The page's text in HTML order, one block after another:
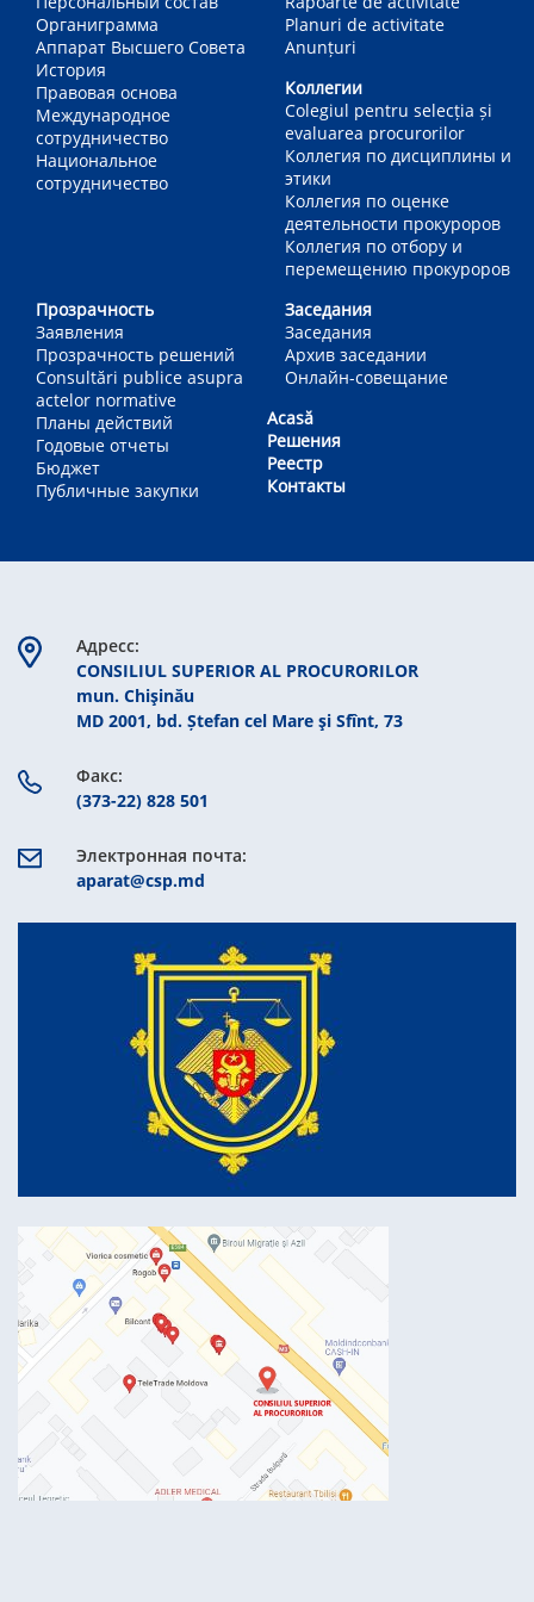
Органиграмма
Аппарат Высшего Совета
История
Правовая основа
Международное
сотрудничество
Национальное
сотрудничество
Planuri de activitate
Anunțuri
Коллегии
Colegiul pentru selecția și
evaluarea procurorilor
Коллегия по дисциплины и
этики
Коллегия по оценке
деятельности прокуроров
Коллегия по отбору и
перемещению прокуроров
Прозрачность
Заявления
Прозрачность решений
Consultări publice asupra
actelor normative
Планы действий
Годовые отчеты
Бюджет
Публичные закупки
Заседания
Заседания
Архив заседании
Онлайн-совещание
Acasă
Решения
Реестр
Контакты
Aдресс:
CONSILIUL SUPERIOR AL PROCURORILOR
mun. Chişinău
MD 2001, bd. Ștefan cel Mare şi Sfînt, 73
Факс:
(373-22) 828 501
Электронная почта:
aparat@csp.md